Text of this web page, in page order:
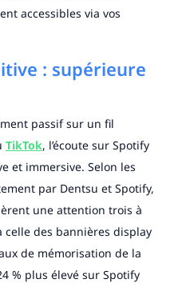
accessibles via vos
: supérieure
passif sur un fil
TikTok, l’écoute sur Spotify
et immersive. Selon les
par Dentsu et Spotify,
une attention trois à
des bannières display
de mémorisation de la
% plus élevé sur Spotify